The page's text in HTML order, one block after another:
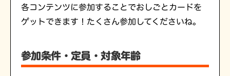
各コンテンツに参加することでおしごとカードを
ゲットできます！たくさん参加してくださいね。
参加条件・定員・対象年齢